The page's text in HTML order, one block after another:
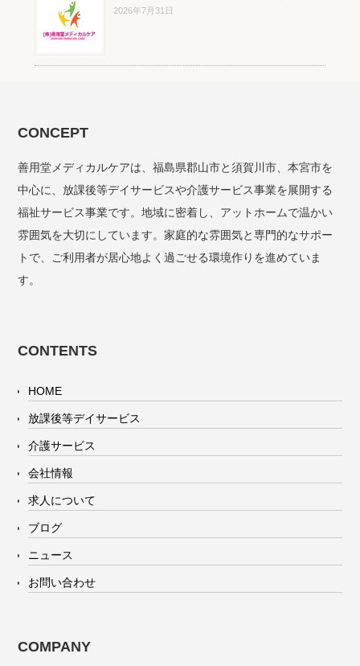
2026年7月31日
CONCEPT
善用堂メディカルケアは、福島県郡山市と須賀川市、本宮市を
中心に、放課後等デイサービスや介護サービス事業を展開する
福祉サービス事業です。地域に密着し、アットホームで温かい
雰囲気を大切にしています。家庭的な雰囲気と専門的なサポー
トで、ご利用者が居心地よく過ごせる環境作りを進めていま
す。
CONTENTS
HOME
放課後等デイサービス
介護サービス
会社情報
求人について
ブログ
ニュース
お問い合わせ
COMPANY